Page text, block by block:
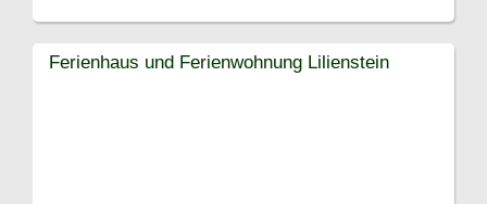
Ferienhaus und Ferienwohnung Lilienstein